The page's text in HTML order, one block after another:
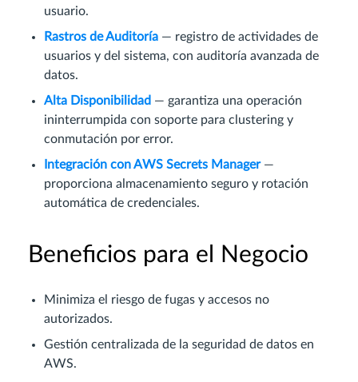
usuario.
Rastros de Auditoría — registro de actividades de
usuarios y del sistema, con auditoría avanzada de
datos.
Alta Disponibilidad — garantiza una operación
ininterrumpida con soporte para clustering y
conmutación por error.
Integración con AWS Secrets Manager—
proporciona almacenamiento seguro y rotación
automática de credenciales.
Beneficios para el Negocio
Minimiza el riesgo de fugas y accesos no
autorizados.
Gestión centralizada de la seguridad de datos en
AWS.